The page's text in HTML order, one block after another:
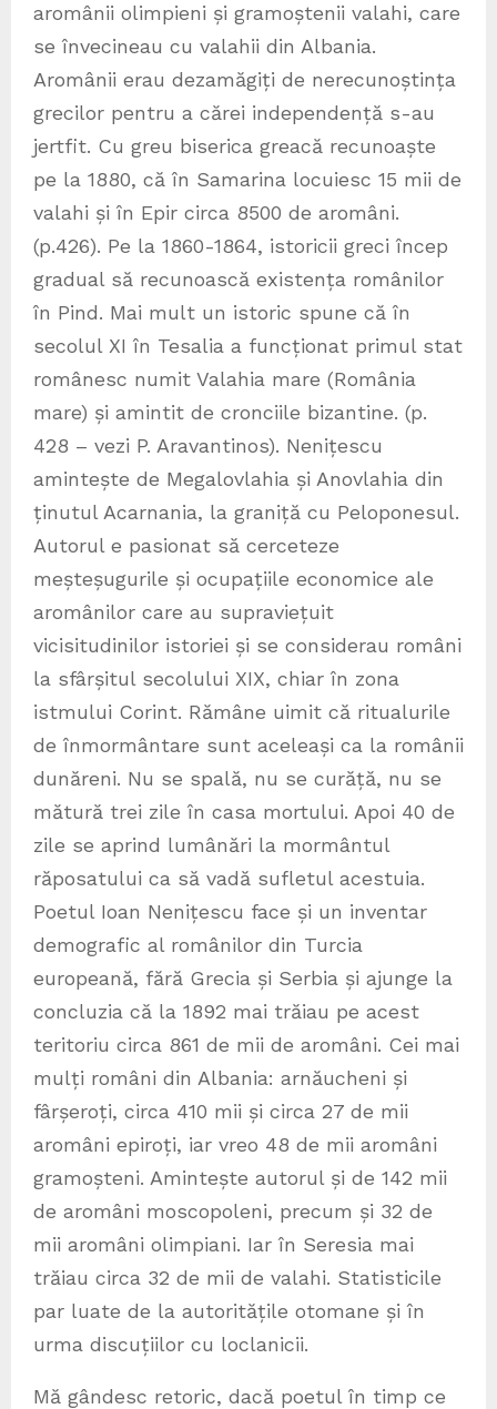
aromânii olimpieni și gramoștenii valahi, care
se învecineau cu valahii din Albania.
Aromânii erau dezamăgiți de nerecunoștința
grecilor pentru a cărei independență s-au
jertfit. Cu greu biserica greacă recunoaște
pe la 1880, că în Samarina locuiesc 15 mii de
valahi și în Epir circa 8500 de aromâni.
(p.426). Pe la 1860-1864, istoricii greci încep
gradual să recunoască existența românilor
în Pind. Mai mult un istoric spune că în
secolul XI în Tesalia a funcționat primul stat
românesc numit Valahia mare (România
mare) și amintit de cronciile bizantine. (p.
428 – vezi P. Aravantinos). Nenițescu
amintește de Megalovlahia și Anovlahia din
ținutul Acarnania, la graniță cu Peloponesul.
Autorul e pasionat să cerceteze
meșteșugurile și ocupațiile economice ale
aromânilor care au supraviețuit
vicisitudinilor istoriei și se considerau români
la sfârșitul secolului XIX, chiar în zona
istmului Corint. Rămâne uimit că ritualurile
de înmormântare sunt aceleași ca la românii
dunăreni. Nu se spală, nu se curăță, nu se
mătură trei zile în casa mortului. Apoi 40 de
zile se aprind lumânări la mormântul
răposatului ca să vadă sufletul acestuia.
Poetul Ioan Nenițescu face și un inventar
demografic al românilor din Turcia
europeană, fără Grecia și Serbia și ajunge la
concluzia că la 1892 mai trăiau pe acest
teritoriu circa 861 de mii de aromâni. Cei mai
mulți români din Albania: arnăucheni și
fârșeroți, circa 410 mii și circa 27 de mii
aromâni epiroți, iar vreo 48 de mii aromâni
gramoșteni. Amintește autorul și de 142 mii
de aromâni moscopoleni, precum și 32 de
mii aromâni olimpiani. Iar în Seresia mai
trăiau circa 32 de mii de valahi. Statisticile
par luate de la autoritățile otomane și în
urma discuțiilor cu loclanicii.
Mă gândesc retoric, dacă poetul în timp ce